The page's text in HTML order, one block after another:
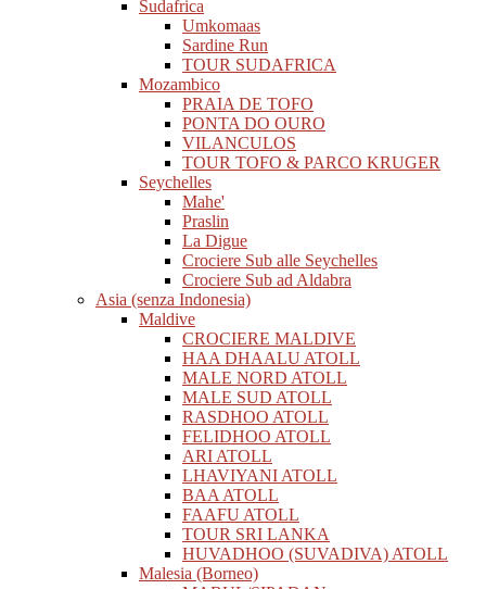
Sudafrica
Umkomaas
Sardine Run
TOUR SUDAFRICA
Mozambico
PRAIA DE TOFO
PONTA DO OURO
VILANCULOS
TOUR TOFO & PARCO KRUGER
Seychelles
Mahe'
Praslin
La Digue
Crociere Sub alle Seychelles
Crociere Sub ad Aldabra
Asia (senza Indonesia)
Maldive
CROCIERE MALDIVE
HAA DHAALU ATOLL
MALE NORD ATOLL
MALE SUD ATOLL
RASDHOO ATOLL
FELIDHOO ATOLL
ARI ATOLL
LHAVIYANI ATOLL
BAA ATOLL
FAAFU ATOLL
TOUR SRI LANKA
HUVADHOO (SUVADIVA) ATOLL
Malesia (Borneo)